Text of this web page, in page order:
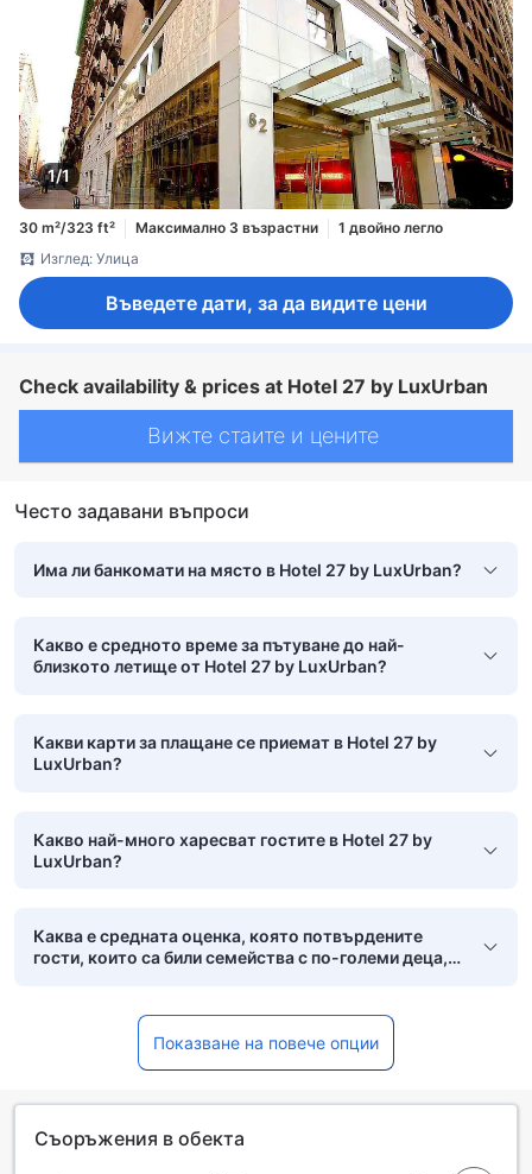
1/1
30 m²/323 ft² Максимално 3 възрастни
1 двойно легло
Изглед: Улица
Въведете дати, за да видите цени
Check availability & prices at Hotel 27 by LuxUrban
Вижте стаите и цените
Често задавани въпроси
Има ли банкомати на място в Hotel 27 by LuxUrban?
Какво е средното време за пътуване до най-
близкото летище от Hotel 27 by LuxUrban?
Какви карти за плащане се приемат в Hotel 27 by
LuxUrban?
Какво най-много харесват гостите в Hotel 27 by
LuxUrban?
Каква е средната оценка, която потвърдените
гости, които са били семейства с по-големи деца,
Показване на повече опции
Съоръжения в обекта